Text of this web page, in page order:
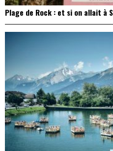
Plage de Rock : et si on allait à